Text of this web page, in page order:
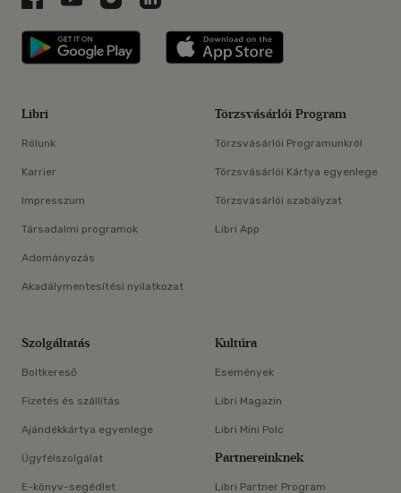
Libri applikáció Szerezd meg: Google
Libri
Rólunk
Karrier
Impresszum
Társadalmi programok
Adományozás
Akadálymentesítési nyilatkozat
Törzsvásárlói Program
Törzsvásárlói Programunkról
Törzsvásárlói Kártya egyenlege
Törzsvásárlói szabályzat
Libri App
Szolgáltatás
Boltkereső
Fizetés és szállítás
Ajándékkártya egyenlege
Ügyfélszolgálat
E-könyv-segédlet
Kultúra
Események
Libri Magazin
Libri Mini Polc
Partnereinknek
Libri Partner Program